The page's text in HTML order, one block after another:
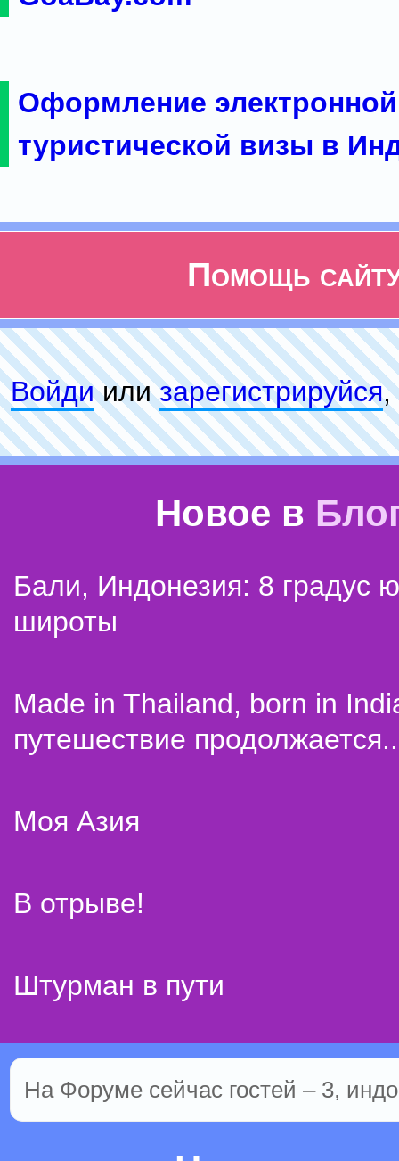
Оформление электронной
туристической визы в
Помощь
Войдиилизарeгиcтpируйся,
Новое в
Бали, Индонезия: 8 градус
широты
Made in Thailand, born in
путешествие
Моя Азия
В отрыве!
Штурман в пути
На Форуме сейчас гостей – 3,